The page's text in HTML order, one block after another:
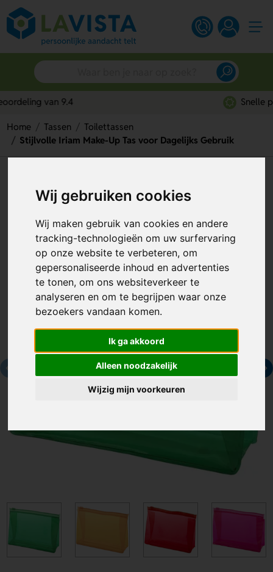
Wij gebruiken cookies
Wij maken gebruik van cookies en andere
tracking-technologieën om uw surfervaring
op onze website te verbeteren, om
gepersonaliseerde inhoud en advertenties
te tonen, om ons websiteverkeer te
analyseren en om te begrijpen waar onze
bezoekers vandaan komen.
Ik ga akkoord
Alleen noodzakelijk
Wijzig mijn voorkeuren
Home Tassen
Toilettassen
Stijlvolle Iriam Make-Up Tas voor Dagelijks Gebruik
voor Dagelijks Gebruik
Artikelnummer: 133664